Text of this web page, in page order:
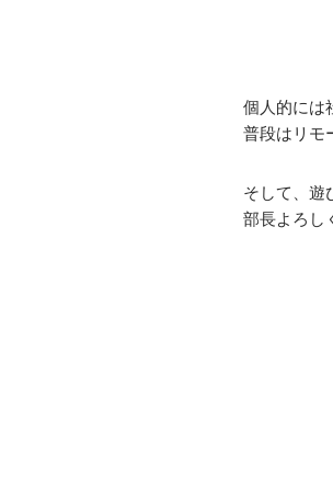
個人的には
普段はリモ
そして、遊
部長よろし